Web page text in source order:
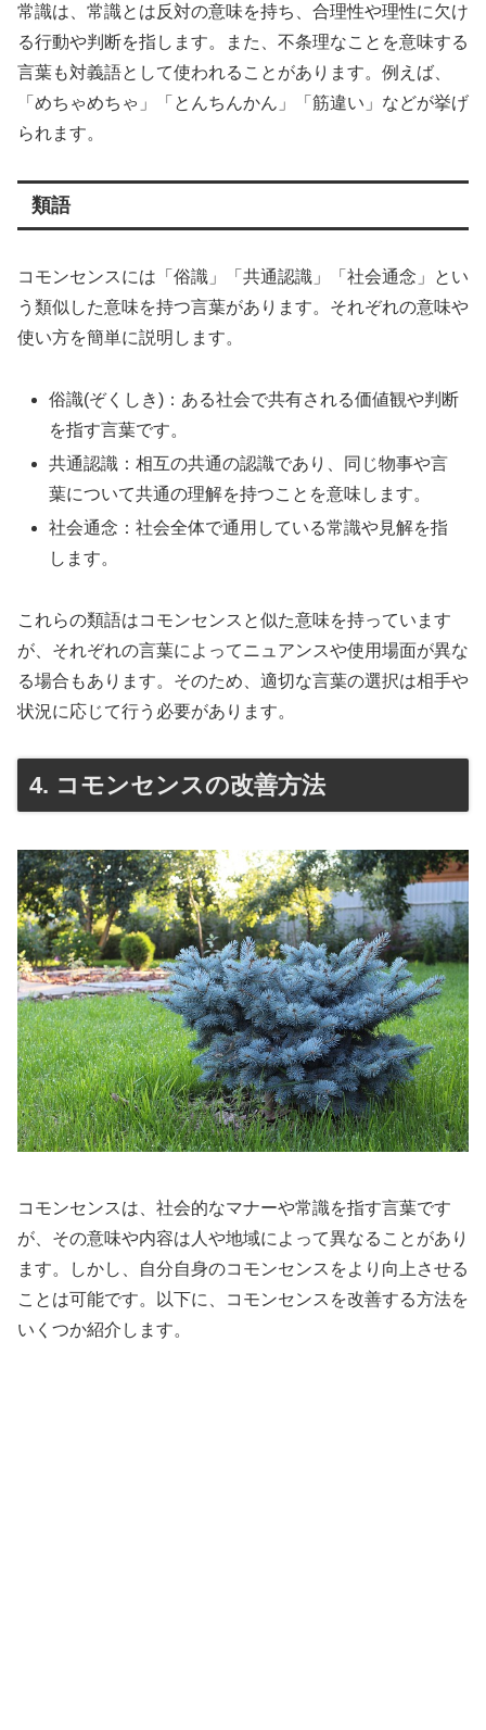
常識は、常識とは反対の意味を持ち、合理性や理性に欠け
る行動や判断を指します。また、不条理なことを意味する
言葉も対義語として使われることがあります。例えば、
「めちゃめちゃ」「とんちんかん」「筋違い」などが挙げ
られます。
類語
コモンセンスには「俗識」「共通認識」「社会通念」とい
う類似した意味を持つ言葉があります。それぞれの意味や
使い方を簡単に説明します。
俗識(ぞくしき)：ある社会で共有される価値観や判断
を指す言葉です。
共通認識：相互の共通の認識であり、同じ物事や言
葉について共通の理解を持つことを意味します。
社会通念：社会全体で通用している常識や見解を指
します。
これらの類語はコモンセンスと似た意味を持っています
が、それぞれの言葉によってニュアンスや使用場面が異な
る場合もあります。そのため、適切な言葉の選択は相手や
状況に応じて行う必要があります。
4. コモンセンスの改善方法
コモンセンスは、社会的なマナーや常識を指す言葉です
が、その意味や内容は人や地域によって異なることがあり
ます。しかし、自分自身のコモンセンスをより向上させる
ことは可能です。以下に、コモンセンスを改善する方法を
いくつか紹介します。